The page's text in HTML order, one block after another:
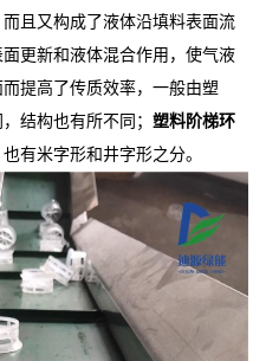
且又构成了液体沿填料表面流
更新和液体混合作用，使气液
提高了传质效率，一般由塑
结构也有所不同； 塑料阶梯环
有米字形和井字形之分。